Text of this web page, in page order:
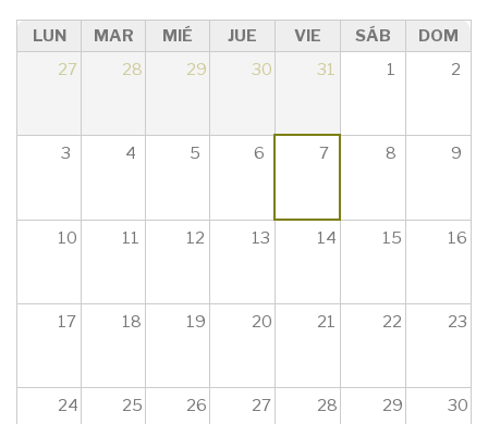
LUN MAR MIÉ JUE VIE SÁB
DOM
27
28 29 30 31 1 2
3 4 5 6 7 8 9
10 11 12 13 14 15 16
17 18 19 20 21 22 23
24 25 26 27 28 29 30